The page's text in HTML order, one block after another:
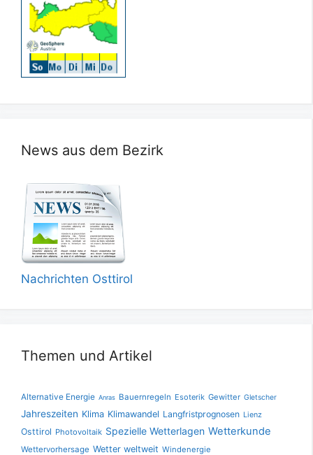
News aus dem Bezirk
Nachrichten Osttirol
Themen und Artikel
Alternative Energie Anras Bauernregeln Esoterik Gewitter Gletscher
Jahreszeiten Klima Klimawandel Langfristprognosen Lienz
Osttirol Photovoltaik Spezielle Wetterlagen Wetterkunde
Wettervorhersage Wetter weltweit Windenergie